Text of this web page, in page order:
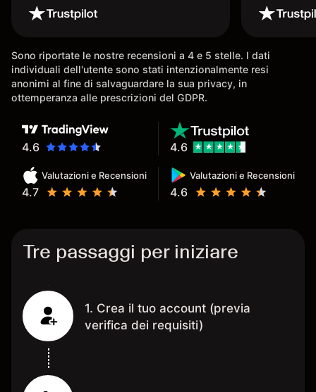
trading. La consiglio a chi parte
senza esperienza.
Davide e'
spiega
Sono riportate le nostre recensioni a 4 e 5 stelle. I dati
individuali dell'utente sono stati intenzionalmente resi
anonimi al fine di salvaguardare la sua privacy, in
ottemperanza alle prescrizioni del GDPR.
4.6
Valutazioni e Recensioni
4.7
Valutazioni e Recensioni
4.6
4.6
Tre passaggi per iniziare
1. Crea il tuo account (previa
verifica dei requisiti)